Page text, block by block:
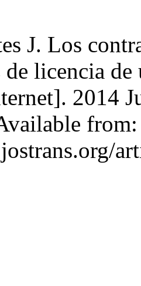
J. Los
licencia de
2014
from: